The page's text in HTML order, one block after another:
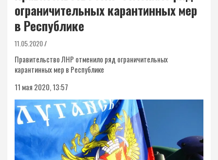
ограничительных карантинных мер
в Республике
11.05.2020
Правительство ЛНР отменило ряд ограничительных
карантинных мер в Республике
11 мая 2020, 13:57